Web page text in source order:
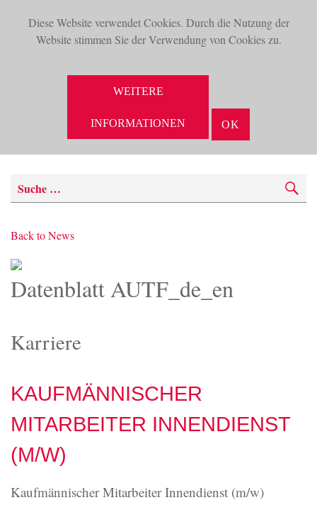
Diese Website verwendet Cookies. Durch die Nutzung der
Website stimmen Sie der Verwendung von Cookies zu.
WEITERE
INFORMATIONEN OK
SUCHE
Back to News
Datenblatt AUTF_de_en
suchen Sie
Karriere
KAUFMÄNNISCHER
MITARBEITER INNENDIENST
(M/W)
Kaufmännischer Mitarbeiter Innendienst (m/w)